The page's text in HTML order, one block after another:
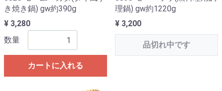
き焼き鍋) gw約390g
¥ 3,280
数量
カートに入れる
理鍋) gw約1220g
¥ 3,200
品切れ中です